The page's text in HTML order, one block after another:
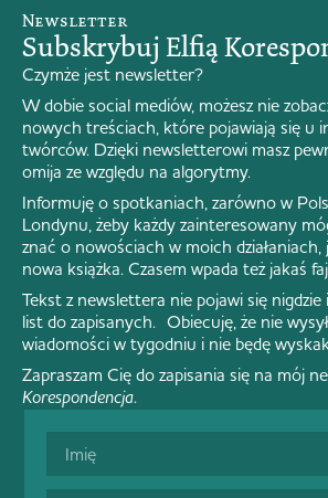
Newsletter
Subskrybuj Elfią
Czymże jest newsletter?
W dobie social mediów, możesz nie
nowych treściach, które pojawiają się u
twórców. Dzięki newsletterowi masz
omija ze względu na algorytmy.
Informuję o spotkaniach, zarówno w
Londynu, żeby każdy zainteresowany
znać o nowościach w moich działaniach,
nowa książka. Czasem wpada też jakaś
Tekst z newslettera nie pojawi się
list do zapisanych. Obiecuję, że nie
wiadomości w tygodniu i nie będę
Zapraszam Cię do zapisania się na mój
Korespondencja.